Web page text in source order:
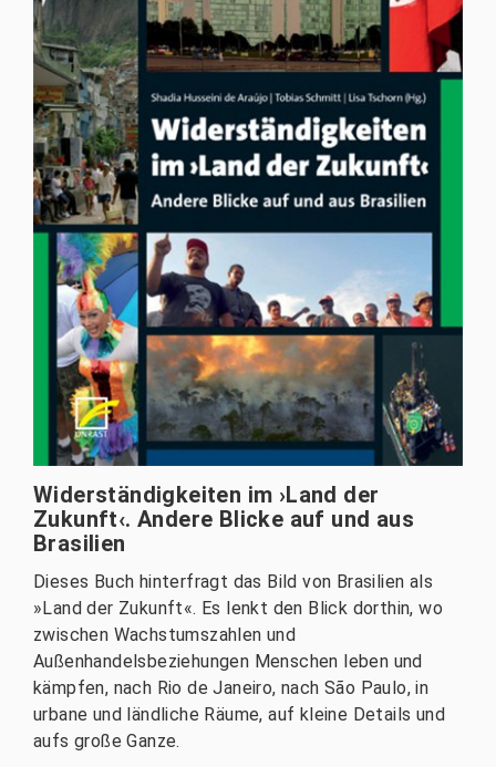
Widerständigkeiten im ›Land der
Zukunft‹. Andere Blicke auf und aus
Brasilien
Dieses Buch hinterfragt das Bild von Brasilien als
»Land der Zukunft«. Es lenkt den Blick dorthin, wo
zwischen Wachstumszahlen und
Außenhandelsbeziehungen Menschen leben und
kämpfen, nach Rio de Janeiro, nach São Paulo, in
urbane und ländliche Räume, auf kleine Details und
aufs große Ganze.